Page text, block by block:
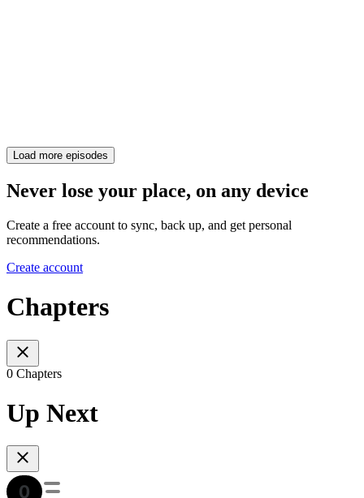
Load more episodes
Never lose your place, on any device
Create a free account to sync, back up, and get personal
recommendations.
Create account
Chapters
0 Chapters
Up Next